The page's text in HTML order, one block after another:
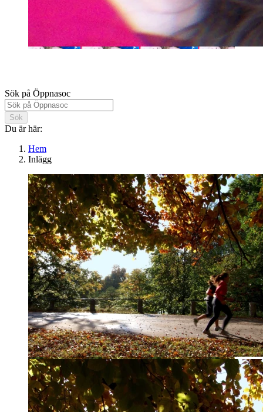
Sök på Öppnasoc
Sök
Du är här:
Hem
Inlägg